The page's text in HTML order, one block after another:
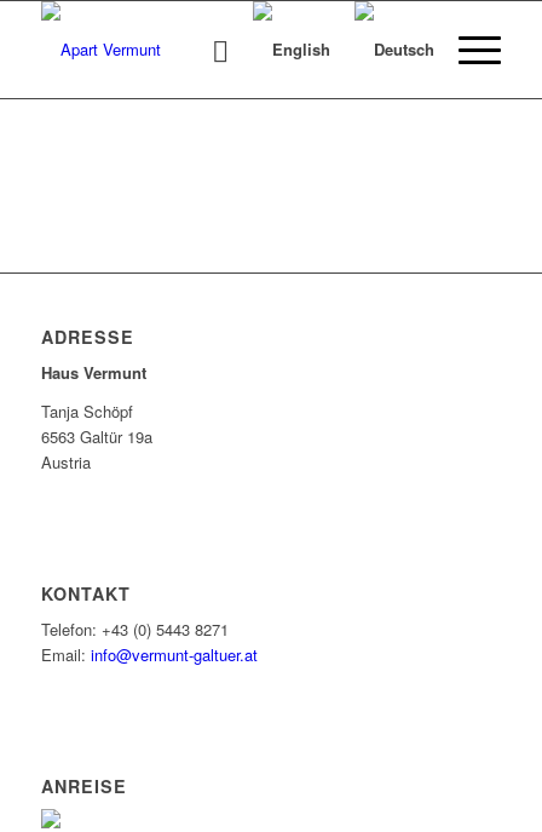
ADRESSE
Haus Vermunt
Tanja Schöpf
6563 Galtür 19a
Austria
KONTAKT
Telefon: +43 (0) 5443 8271
Email: info@vermunt-galtuer.at
ANREISE